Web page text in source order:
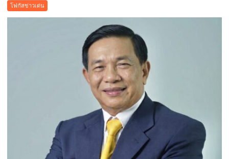
กอง
ขยะ
เป็นก
บุญ
โฟกัสข่าวเด่น